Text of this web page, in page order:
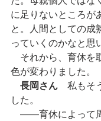
に足りないところが
と。人間としての成
っていくのかなと思
それから、育休を
色が変わりました。
長岡さん 私もそ
した。
――育休によって